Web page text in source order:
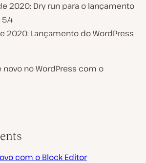
2020: Dry run para o lançamento
2020: Lançamento do WordPress
novo no WordPress com o
com o Block Editor